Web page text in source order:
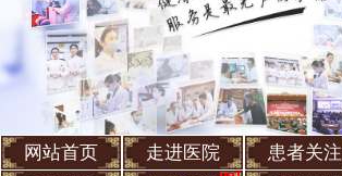
网站首页 走进医院 患者关注